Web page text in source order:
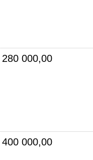
280 000,00
400 000,00